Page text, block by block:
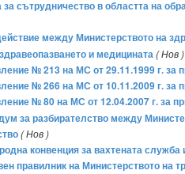
сътрудничество в областта на
между Министерството на
и медицината( Нов )
№ 213 на МС от 29.11.1999 г. за
№ 266 на МС от 10.11.2009 г. за
№ 80 на МС от 12.04.2007 г. за
за разбирателство между
( Нов )
конвенция за вахтената служба
правилник на Министерството на